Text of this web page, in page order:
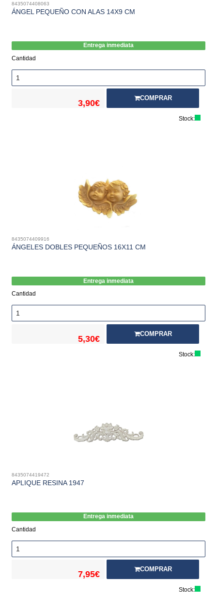
8435074408063
ÁNGEL PEQUEÑO CON ALAS 14X9 CM
Entrega inmediata
Cantidad
3,90€
COMPRAR
Stock:
8435074409916
ÁNGELES DOBLES PEQUEÑOS 16X11 CM
Entrega inmediata
Cantidad
5,30€
COMPRAR
Stock:
8435074419472
APLIQUE RESINA 1947
Entrega inmediata
Cantidad
7,95€
COMPRAR
Stock: